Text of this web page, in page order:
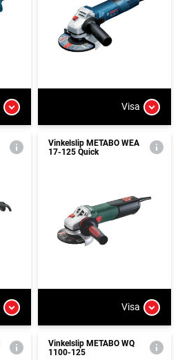
Visa
Vinkelslip METABO WEA
17-125 Quick
Visa
Vinkelslip METABO WQ
1100-125